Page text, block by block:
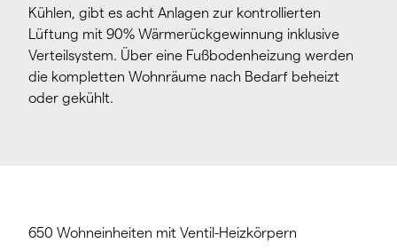
Kühlen, gibt es acht Anlagen zur kontrollierten
Lüftung mit 90% Wärmerückgewinnung inklusive
Verteilsystem. Über eine Fußbodenheizung werden
die kompletten Wohnräume nach Bedarf beheizt
oder gekühlt.
650 Wohneinheiten mit Ventil-Heizkörpern